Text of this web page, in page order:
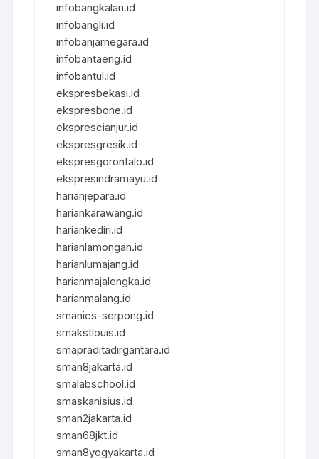
infobangkalan.id
infobangli.id
infobanjarnegara.id
infobantaeng.id
infobantul.id
ekspresbekasi.id
ekspresbone.id
eksprescianjur.id
ekspresgresik.id
ekspresgorontalo.id
ekspresindramayu.id
harianjepara.id
hariankarawang.id
hariankediri.id
harianlamongan.id
harianlumajang.id
harianmajalengka.id
harianmalang.id
smanics-serpong.id
smakstlouis.id
smapraditadirgantara.id
sman8jakarta.id
smalabschool.id
smaskanisius.id
sman2jakarta.id
sman68jkt.id
sman8yogyakarta.id